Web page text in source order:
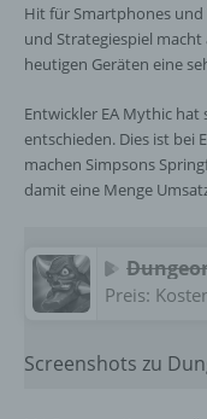
Hit für Smartphones und
und Strategiespiel macht
heutigen Geräten eine
Entwickler EA Mythic
entschieden. Dies ist bei
machen Simpsons
damit eine Menge
Preis:
Screenshots zu